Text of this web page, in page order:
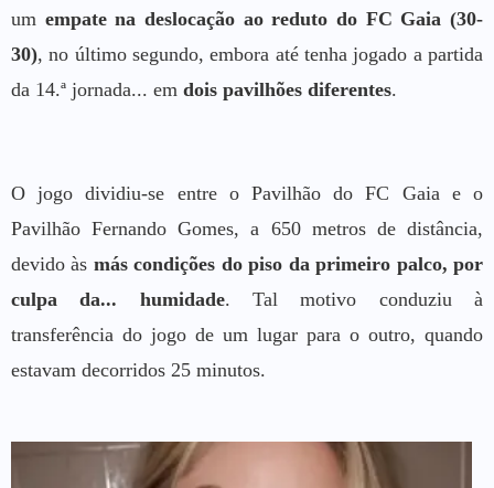
um empate na deslocação ao reduto do FC Gaia (30-
30), no último segundo, embora até tenha jogado a partida
da 14.ª jornada... em dois pavilhões diferentes.
O jogo dividiu-se entre o Pavilhão do FC Gaia e o
Pavilhão Fernando Gomes, a 650 metros de distância,
devido às más condições do piso da primeiro palco, por
culpa da... humidade. Tal motivo conduziu à
transferência do jogo de um lugar para o outro, quando
estavam decorridos 25 minutos.